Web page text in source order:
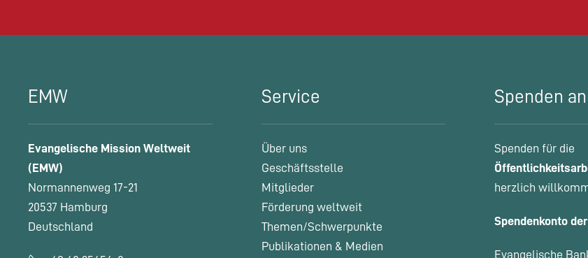
EMW
Evangelische Mission Weltweit
(EMW)
Normannenweg 17-21
20537 Hamburg
Deutschland
Service
Über uns
Geschäftsstelle
Mitglieder
Förderung weltweit
Themen/Schwerpunkte
Publikationen & Medien
Spenden
Spenden für die
herzlich
Spendenkonto
Evangelische